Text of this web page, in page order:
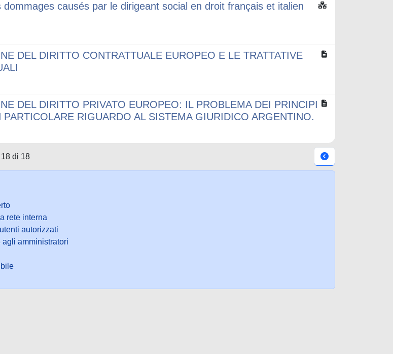
dommages causés par le dirigeant social en droit français et italien
DEL DIRITTO CONTRATTUALE EUROPEO E LE TRATTATIVE
DEL DIRITTO PRIVATO EUROPEO: IL PROBLEMA DEI PRINCIPI
RIGUARDO AL SISTEMA GIURIDICO ARGENTINO.
di 18
rete interna
autorizzati
amministratori